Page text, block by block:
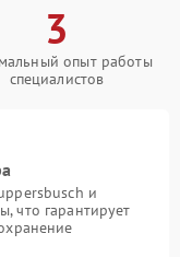
3
опыт работы
специалистов
и
что гарантирует